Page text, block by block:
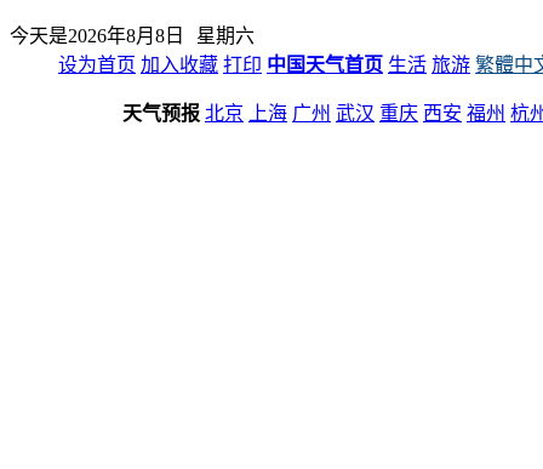
今天是2026年8月8日
星期六
设为首页 加入收藏 打印 中国天气首页 生活 旅游 繁體中
天气预报 北京 上海 广州 武汉 重庆 西安 福州 杭